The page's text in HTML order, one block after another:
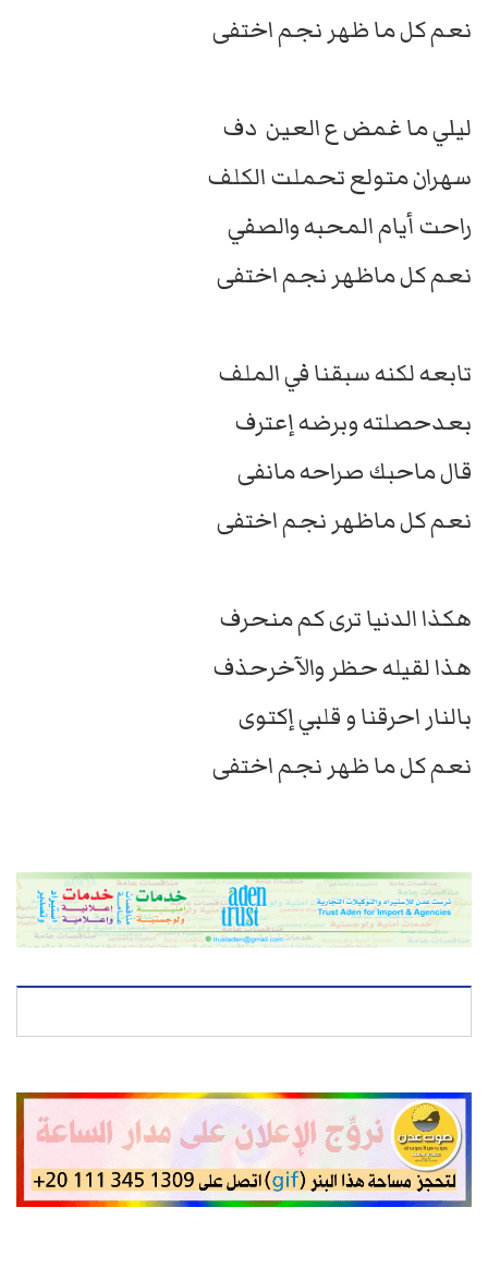
نعم كل ما ظهر نجم اختفى
ليلي ما غمض ع العين دف
سهران متولع تحملت الكلف
راحت أيام المحبه والصفي
نعم كل ماظهر نجم اختفى
تابعه لكنه سبقنا في الملف
بعدحصلته وبرضه إعترف
قال ماحبك صراحه مانفى
نعم كل ماظهر نجم اختفى
هكذا الدنيا ترى كم منحرف
هذا لقيله حظر والآخرحذف
بالنار احرقنا و قلبي إكتوى
نعم كل ما ظهر نجم اختفى